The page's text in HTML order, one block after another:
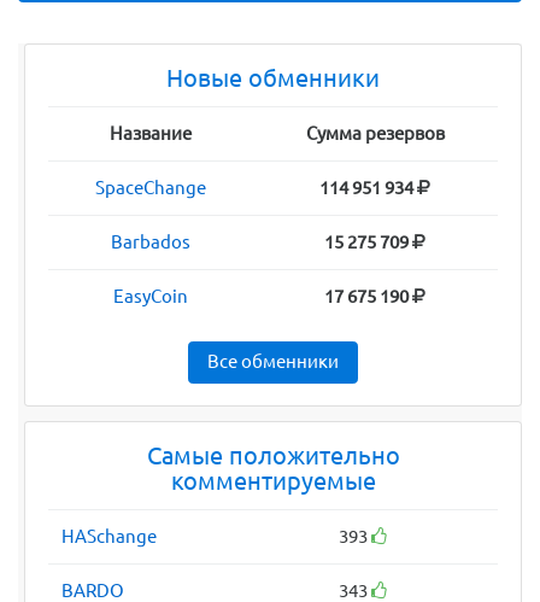
Новые обменники
Название Сумма резервов
SpaceChange 114 951 934
Barbados 15 275 709
EasyCoin 17 675 190
Все обменники
Самые положительно
комментируемые
HASchange 393
BARDO 343